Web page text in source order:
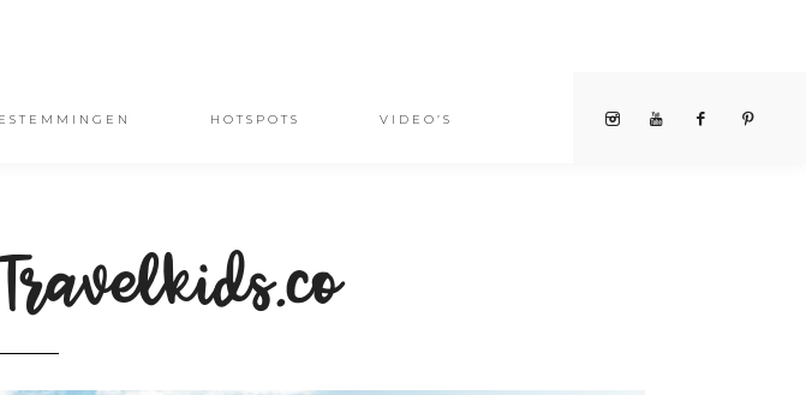
HOTSPOTS VIDEO’S